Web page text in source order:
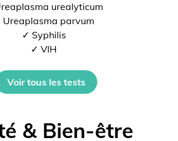
urealyticum
Ureaplasma parvum
✓ Syphilis
✓ VIH
Voir tous les tests
& Bien-être